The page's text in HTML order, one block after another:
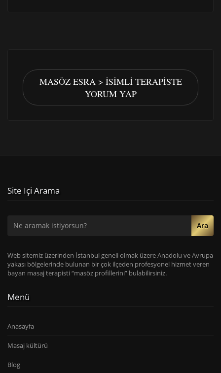
MASÖZ ESRA > İSIMLI TERAPISTE
YORUM YAP
Site Içi Arama
Ara
Web sitemiz üzerinden İstanbul geneli olmak üzere Anadolu ve Avrupa
yakası bölgelerinde bulunan bir çok ilçeden profesyonel hizmet veren
bayan masaj terapisti “masöz profillerini” bulabilirsiniz.
Menü
Anasayfa
Masaj kültürü
Blog